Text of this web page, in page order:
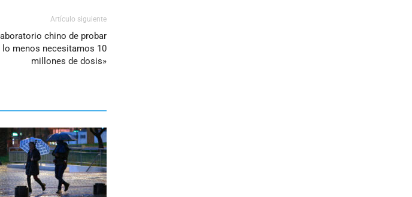
Artículo siguiente
chino de probar
lo menos necesitamos 10
millones de dosis»